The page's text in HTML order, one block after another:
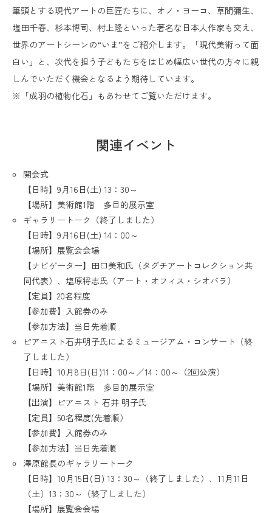
筆頭とする現代アートの巨匠たちに、オノ・ヨーコ、草間彌生、
塩田千春、杉本博司、村上隆といった著名な日本人作家も交え、
世界のアートシーンの“いま”をご紹介します。「現代美術って面
白い」と、次代を担う子どもたちをはじめ幅広い世代の方々に親
しんでいただく機会となるよう期待しています。
※「成羽の植物化石」もあわせてご覧いただけます。
関連イベント
開会式
【日時】9月16日(土) 13：30～
【場所】美術館1階 多目的展示室
ギャラリートーク（終了しました）
【日時】9月16日(土) 14：00～
【場所】展覧会会場
【ナビゲーター】田口美和氏（タグチアートコレクション共
同代表）、塩原将志氏（アート・オフィス・シオバラ）
【定員】20名程度
【参加費】入館券のみ
【参加方法】当日先着順
ピアニスト石井明子氏によるミュージアム・コンサート（終
了しました）
【日時】10月8日(日)11：00～／14：00～（2回公演）
【場所】美術館1階 多目的展示室
【出演】ピアニスト 石井 明子氏
【定員】50名程度(先着順）
【参加費】入館券のみ
【参加方法】当日先着順
澤原館長のギャラリートーク
【日時】10月15日(日) 13：30～（終了しました）、11月11日
（土）13：30～（終了しました）
【場所】展覧会会場